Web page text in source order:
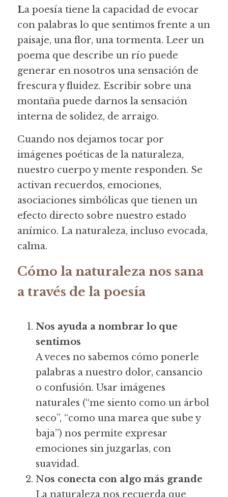
La poesía tiene la capacidad de evocar
con palabras lo que sentimos frente a un
paisaje, una flor, una tormenta. Leer un
poema que describe un río puede
generar en nosotros una sensación de
frescura y fluidez. Escribir sobre una
montaña puede darnos la sensación
interna de solidez, de arraigo.
Cuando nos dejamos tocar por
imágenes poéticas de la naturaleza,
nuestro cuerpo y mente responden. Se
activan recuerdos, emociones,
asociaciones simbólicas que tienen un
efecto directo sobre nuestro estado
anímico. La naturaleza, incluso evocada,
calma.
Cómo la naturaleza nos sana
a través de la poesía
Nos ayuda a nombrar lo que
sentimos
A veces no sabemos cómo ponerle
palabras a nuestro dolor, cansancio
o confusión. Usar imágenes
naturales (“me siento como un árbol
seco”, “como una marea que sube y
baja”) nos permite expresar
emociones sin juzgarlas, con
suavidad.
Nos conecta con algo más grande
La naturaleza nos recuerda que